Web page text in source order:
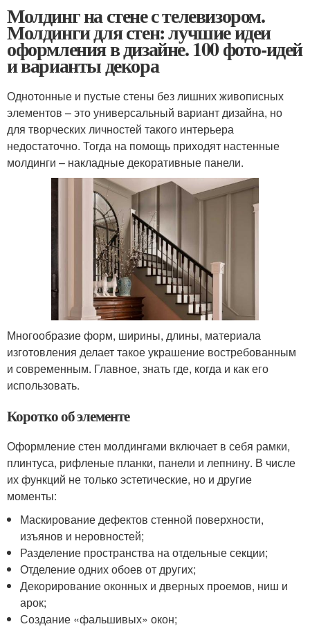
Молдинг на стене с телевизором.
Молдинги для стен: лучшие идеи
оформления в дизайне. 100 фото-идей
и варианты декора
Однотонные и пустые стены без лишних живописных
элементов – это универсальный вариант дизайна, но
для творческих личностей такого интерьера
недостаточно. Тогда на помощь приходят настенные
молдинги – накладные декоративные панели.
Многообразие форм, ширины, длины, материала
изготовления делает такое украшение востребованным
и современным. Главное, знать где, когда и как его
использовать.
Коротко об элементе
Оформление стен молдингами включает в себя рамки,
плинтуса, рифленые планки, панели и лепнину. В числе
их функций не только эстетические, но и другие
моменты:
Маскирование дефектов стенной поверхности,
изъянов и неровностей;
Разделение пространства на отдельные секции;
Отделение одних обоев от других;
Декорирование оконных и дверных проемов, ниш и
арок;
Создание «фальшивых» окон;